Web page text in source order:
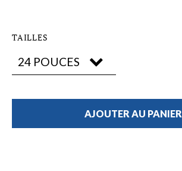
TAILLES
AJOUTER AU PANIER